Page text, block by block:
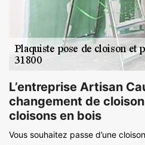
L’entreprise Artisan
changement de
cloisons en bois
Vous souhaitez passe d’une